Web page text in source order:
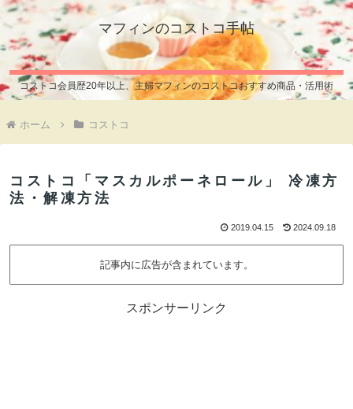
マフィンのコストコ手帖
コストコ会員歴20年以上、主婦マフィンのコストコおすすめ商品・活用術
ホーム コストコ
コストコ「マスカルポーネロール」 冷凍方
法・解凍方法
2019.04.15 2024.09.18
記事内に広告が含まれています。
スポンサーリンク